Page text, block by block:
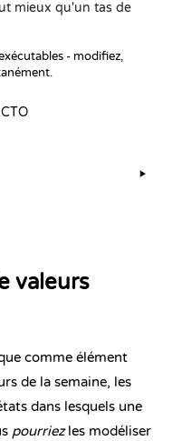
mieux qu'un tas de
- modifiez,
valeurs
comme élément
de la semaine, les
dans lesquels une
pourriezles modéliser
▶